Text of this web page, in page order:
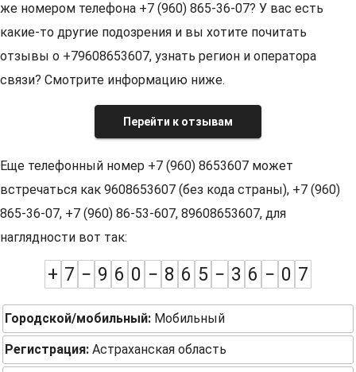
же номером телефона +7 (960) 865-36-07? У вас есть
какие-то другие подозрения и вы хотите почитать
отзывы о +79608653607, узнать регион и оператора
связи? Смотрите информацию ниже.
Перейти к отзывам
Еще телефонный номер +7 (960) 8653607 может
встречаться как 9608653607 (без кода страны), +7 (960)
865-36-07, +7 (960) 86-53-607, 89608653607, для
наглядности вот так:
+ 7 − 9 6 0 − 8 6 5 − 3 6 − 0 7
Городской/мобильный: Мобильный
Регистрация: Астраханская область